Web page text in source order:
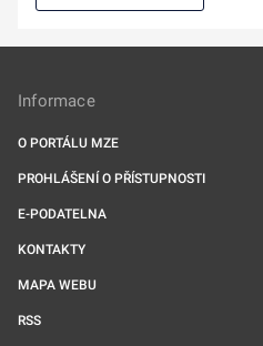
Informace
O PORTÁLU MZE
PROHLÁŠENÍ O PŘÍSTUPNOSTI
E-PODATELNA
KONTAKTY
MAPA WEBU
RSS